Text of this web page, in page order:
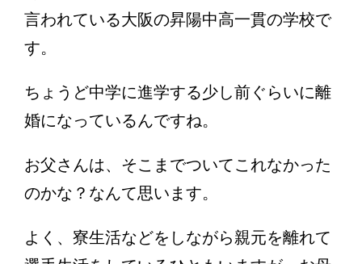
言われている大阪の昇陽中高一貫の学校で
す。
ちょうど中学に進学する少し前ぐらいに離
婚になっているんですね。
お父さんは、そこまでついてこれなかった
のかな？なんて思います。
よく、寮生活などをしながら親元を離れて